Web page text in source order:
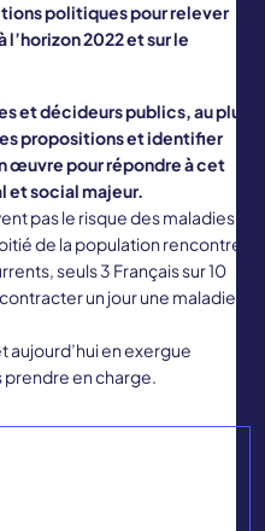
politiques pour relever
l’horizon 2022 et sur le
et décideurs publics, au plus
propositions et identifier
œuvre pour répondre à cet
et social majeur.
pas le risque des maladies
de la population rencontre
seuls 3 Français sur 10
un jour une maladie
aujourd’hui en exergue
prendre en charge.